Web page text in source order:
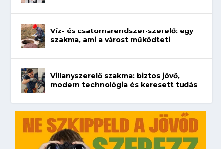
Víz- és csatornarendszer-szerelő: egy
szakma, ami a várost működteti
Villanyszerelő szakma: biztos jövő,
modern technológia és keresett tudás